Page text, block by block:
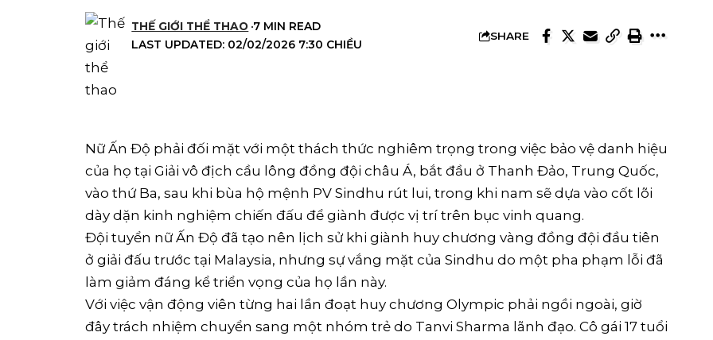
LAST UPDATED: 02/02/2026 7:30 CHIỀU
THẾ GIỚI THỂ THAO 7 MIN READ
SHARE
Nữ Ấn Độ phải đối mặt với một thách thức nghiêm trọng trong việc bảo vệ danh hiệu
của họ tại Giải vô địch cầu lông đồng đội châu Á, bắt đầu ở Thanh Đảo, Trung Quốc,
vào thứ Ba, sau khi bùa hộ mệnh PV Sindhu rút lui, trong khi nam sẽ dựa vào cốt lõi
dày dặn kinh nghiệm chiến đấu để giành được vị trí trên bục vinh quang.
Đội tuyển nữ Ấn Độ đã tạo nên lịch sử khi giành huy chương vàng đồng đội đầu tiên
ở giải đấu trước tại Malaysia, nhưng sự vắng mặt của Sindhu do một pha phạm lỗi đã
làm giảm đáng kể triển vọng của họ lần này.
Với việc vận động viên từng hai lần đoạt huy chương Olympic phải ngồi ngoài, giờ
đây trách nhiệm chuyển sang một nhóm trẻ do Tanvi Sharma lãnh đạo. Cô gái 17 tuổi